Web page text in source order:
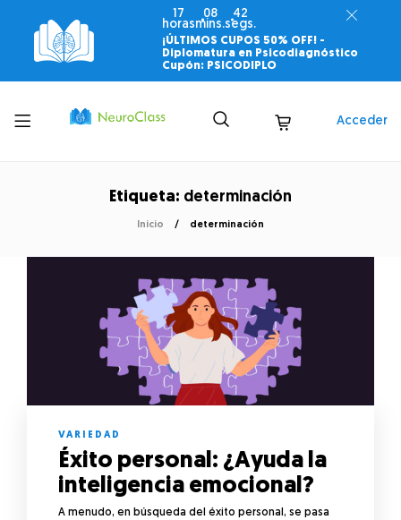
17
horas
08
mins.
42
segs.
¡ÚLTIMOS CUPOS 50% OFF! -
Diplomatura en Psicodiagnóstico
Cupón: PSICODIPLO
Toggle
menu
Acceder
Etiqueta: determinación
Inicio determinación
VARIEDAD
Éxito personal: ¿Ayuda la
inteligencia emocional?
A menudo, en búsqueda del éxito personal, se pasa